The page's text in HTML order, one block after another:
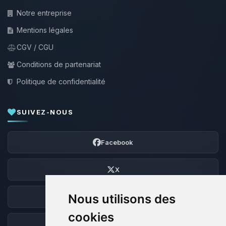
Nous utilisons des
cookies
Notre entreprise
Mentions légales
CGV / CGU
Conditions de partenariat
Politique de confidentialité
SUIVEZ-NOUS
Facebook
X
Discord
Forum